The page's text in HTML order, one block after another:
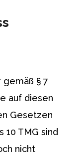
§ 7
auf diesen
Gesetzen
10 TMG sind
nicht